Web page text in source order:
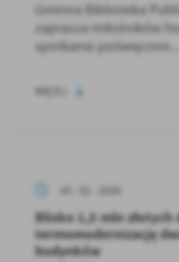
Gminna Biblioteka
zaprasza miłośników
spotkanie poświęcone...
05 - 02 - 2026
Blisko 1,5 mln
termomodernizację
budynków